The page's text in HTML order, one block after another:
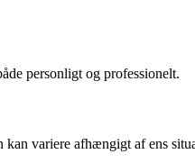
personligt og professionelt.
variere afhængigt af ens